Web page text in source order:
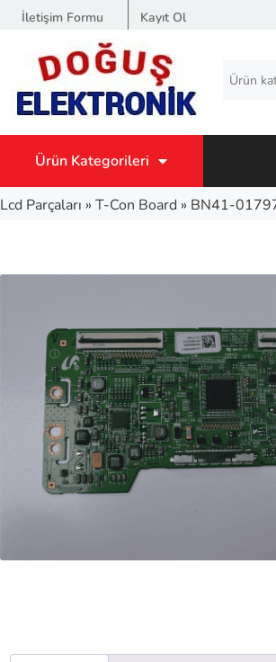
İletişim Formu Kayıt Ol
Ürün Kategorileri
Lcd Parçaları » T-Con Board » BN41-